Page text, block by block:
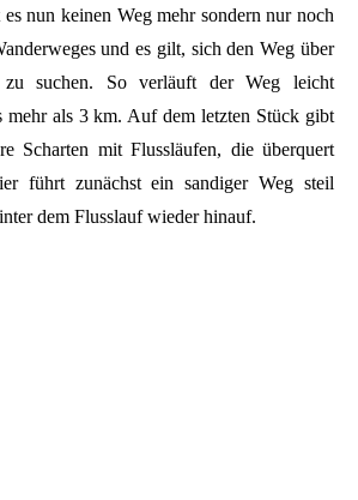
nun keinen Weg mehr sondern nur noch
und es gilt, sich den Weg über
suchen. So verläuft der Weg leicht
mehr als 3 km. Auf dem letzten Stück gibt
Scharten mit Flussläufen, die überquert
führt zunächst ein sandiger Weg steil
dem Flusslauf wieder hinauf.